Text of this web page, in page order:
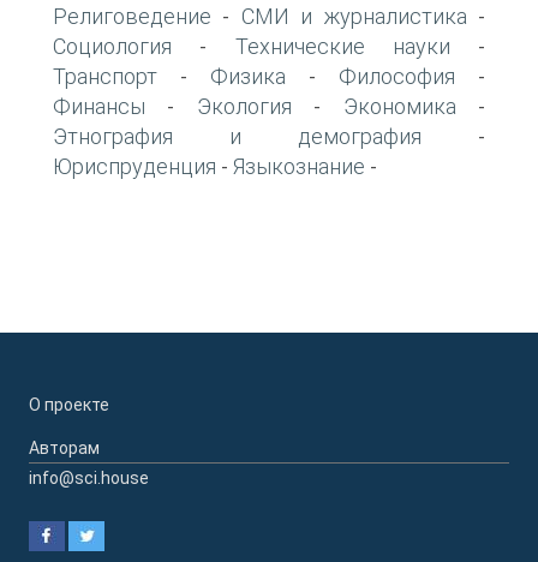
Религоведение - СМИ и журналистика -
Социология - Технические науки -
Транспорт - Физика - Философия -
Финансы - Экология - Экономика -
Этнография и демография -
Юриспруденция - Языкознание -
О проекте
Авторам
info@sci.house